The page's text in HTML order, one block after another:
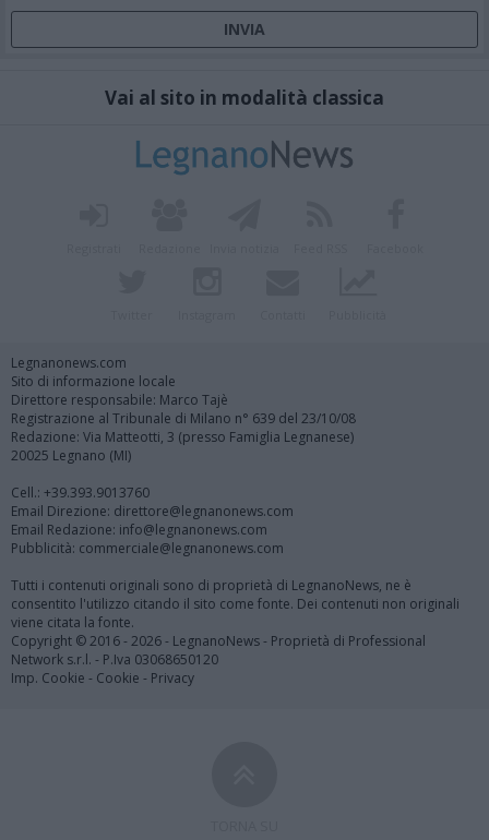
Vai al sito in modalità classica
Legnanonews.com
Sito di informazione locale
Direttore responsabile: Marco Tajè
Registrazione al Tribunale di Milano n° 639 del 23/10/08
Redazione: Via Matteotti, 3 (presso Famiglia Legnanese)
20025 Legnano (MI)
Cell.: +39.393.9013760
Email Direzione: direttore@legnanonews.com
Email Redazione: info@legnanonews.com
Pubblicità: commerciale@legnanonews.com
Tutti i contenuti originali sono di proprietà di LegnanoNews, ne è
consentito l'utilizzo citando il sito come fonte. Dei contenuti non originali
viene citata la fonte.
Copyright © 2016 - 2026 - LegnanoNews - Proprietà di Professional
Network s.r.l. - P.Iva 03068650120
Imp. Cookie - Cookie - Privacy